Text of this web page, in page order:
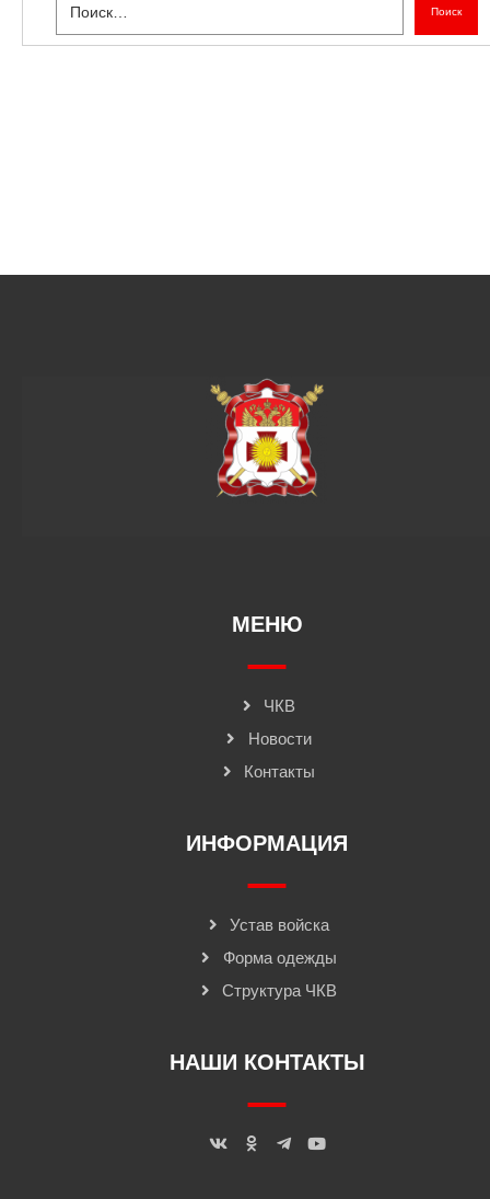
Поиск
МЕНЮ
ЧКВ
Новости
Контакты
ИНФОРМАЦИЯ
Устав войска
Форма одежды
Структура ЧКВ
НАШИ КОНТАКТЫ